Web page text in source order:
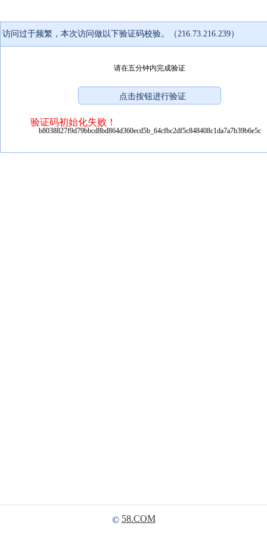
访问过于频繁，本次访问做以下验证码校验。（216.73.216.239）
请在五分钟内完成验证
验证码初始化失败！
b8038827f9d79bbcd8bd864d360ecd5b_64cfbc2df5c848408c1da7a7b39b6e5c
© 58.COM